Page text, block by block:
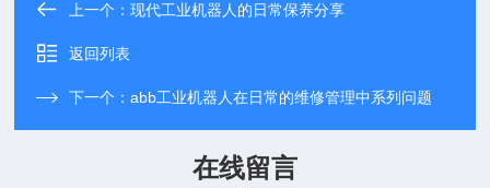
上一个：现代工业机器人的日常保养分享
返回列表
下一个：abb工业机器人在日常的维修管理中系列问题
在线留言